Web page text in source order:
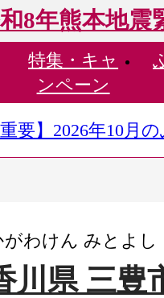
和8年熊本地震
特集・ キャ
ンペーン
重要】2026年10月
がわけん みとよし
川県 三豊